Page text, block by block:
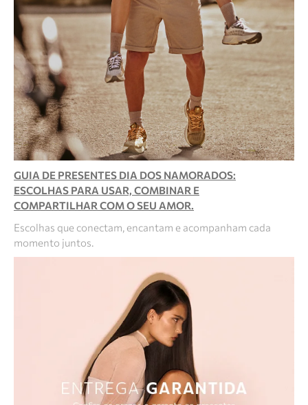
GUIA DE PRESENTES DIA DOS NAMORADOS:
ESCOLHAS PARA USAR, COMBINAR E
COMPARTILHAR COM O SEU AMOR.
Escolhas que conectam, encantam e acompanham cada
momento juntos.